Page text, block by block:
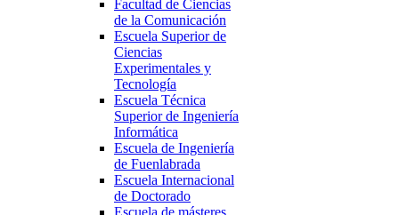
Facultad de Ciencias
de la Comunicación
Escuela Superior de
Ciencias
Experimentales y
Tecnología
Escuela Técnica
Superior de Ingeniería
Informática
Escuela de Ingeniería
de Fuenlabrada
Escuela Internacional
de Doctorado
Escuela de másteres